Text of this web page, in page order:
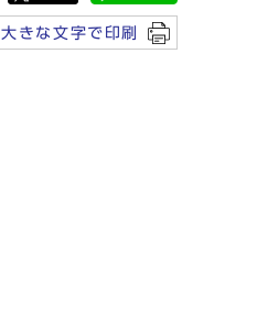
大きな文字で印刷